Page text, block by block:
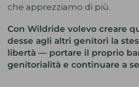
che apprezziamo di più.
Con Wildride volevo creare
desse agli altri genitori la
libertà — portare il proprio
genitorialità e continuare a